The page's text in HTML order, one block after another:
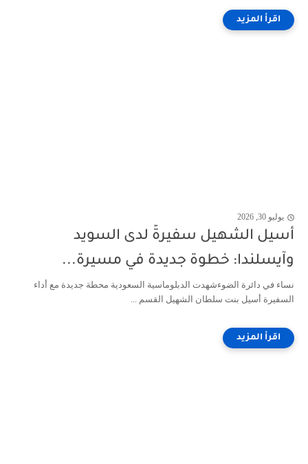
يوليو 30, 2026
أسيل الشهيل سفيرةً لدى السويد
وآيسلندا: خطوة جديدة في مسيرة...
نساء في دائرة الضوءشهدت الدبلوماسية السعودية محطة جديدة مع أداء
السفيرة أسيل بنت سلطان الشهيل القسم ...